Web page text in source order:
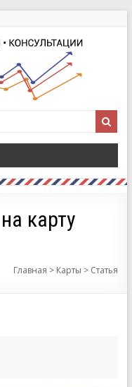
карту
Главная > Карты > Статья